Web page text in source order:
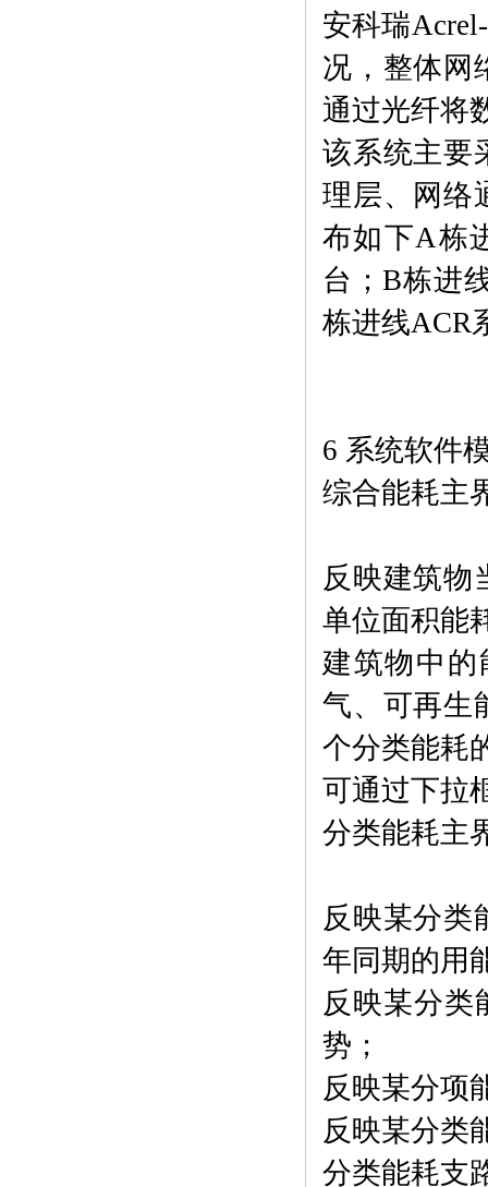
安科瑞
况，整体网
通过光纤将
该系统主要
理层、网络
布如下A栋
台；B栋进
栋进线ACR
6 系统软件
综合能耗主
反映建筑物
单位面积能
建筑物中
气、可再生
个分类能耗
可通过下拉
分类能耗主
反映某分类
年同期的用
反映某分类
势；
反映某分项
反映某分类
分类能耗支